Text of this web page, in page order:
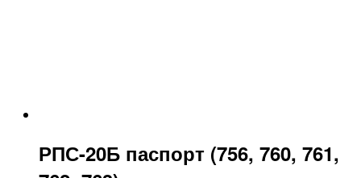
РПС-20Б паспорт (756, 760, 761,